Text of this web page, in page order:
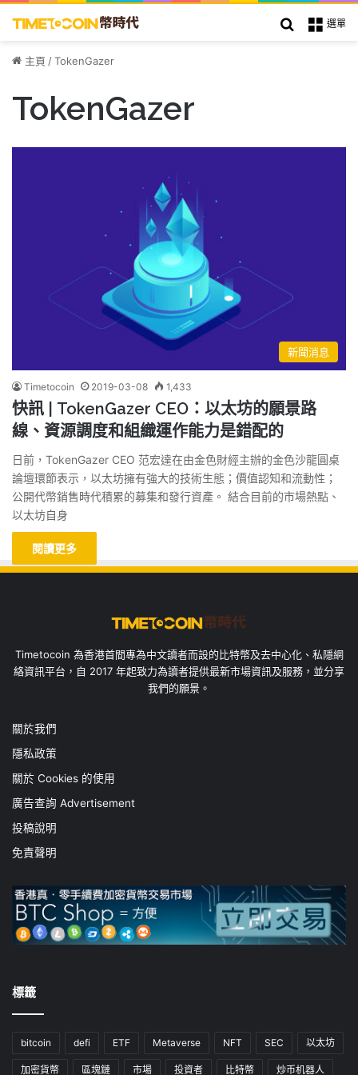
選單
搜索
主頁 /TokenGazer
TokenGazer
新聞消息
Timetocoin 2019-03-08 1,433
快訊 | TokenGazer CEO：以太坊的願景路
線、資源調度和組織運作能力是錯配的
日前，TokenGazer CEO 范宏達在由金色財經主辦的金色沙龍圓桌
論壇環節表示，以太坊擁有強大的技術生態；價值認知和流動性；
公開代幣銷售時代積累的募集和發行資產。 結合目前的市場熱點、
以太坊自身
閱讀更多
Timetocoin 為香港首間專為中文讀者而設的比特幣及去中心化、私隱網
絡資訊平台，自 2017 年起致力為讀者提供最新市場資訊及服務，並分享
我們的願景。
關於我們
隱私政策
關於 Cookies 的使用
廣告查詢 Advertisement
投稿說明
免責聲明
標籤
bitcoin defi ETF Metaverse NFT SEC 以太坊
加密貨幣 區塊鏈 市場 投資者 比特幣 炒币机器人